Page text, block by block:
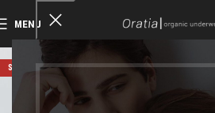
MENU
SOLD OUT